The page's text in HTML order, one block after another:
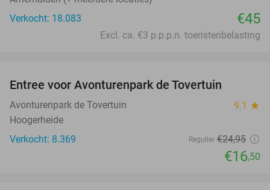
Verkocht: 18.083
€45
Excl. ca. €3 p.p.p.n. toeristenbelasting
Entree voor Avonturenpark de Tovertuin
Avonturenpark de Tovertuin 9.1 star
Hoogerheide
Verkocht: 8.369
Regulier €24,95
€16,50